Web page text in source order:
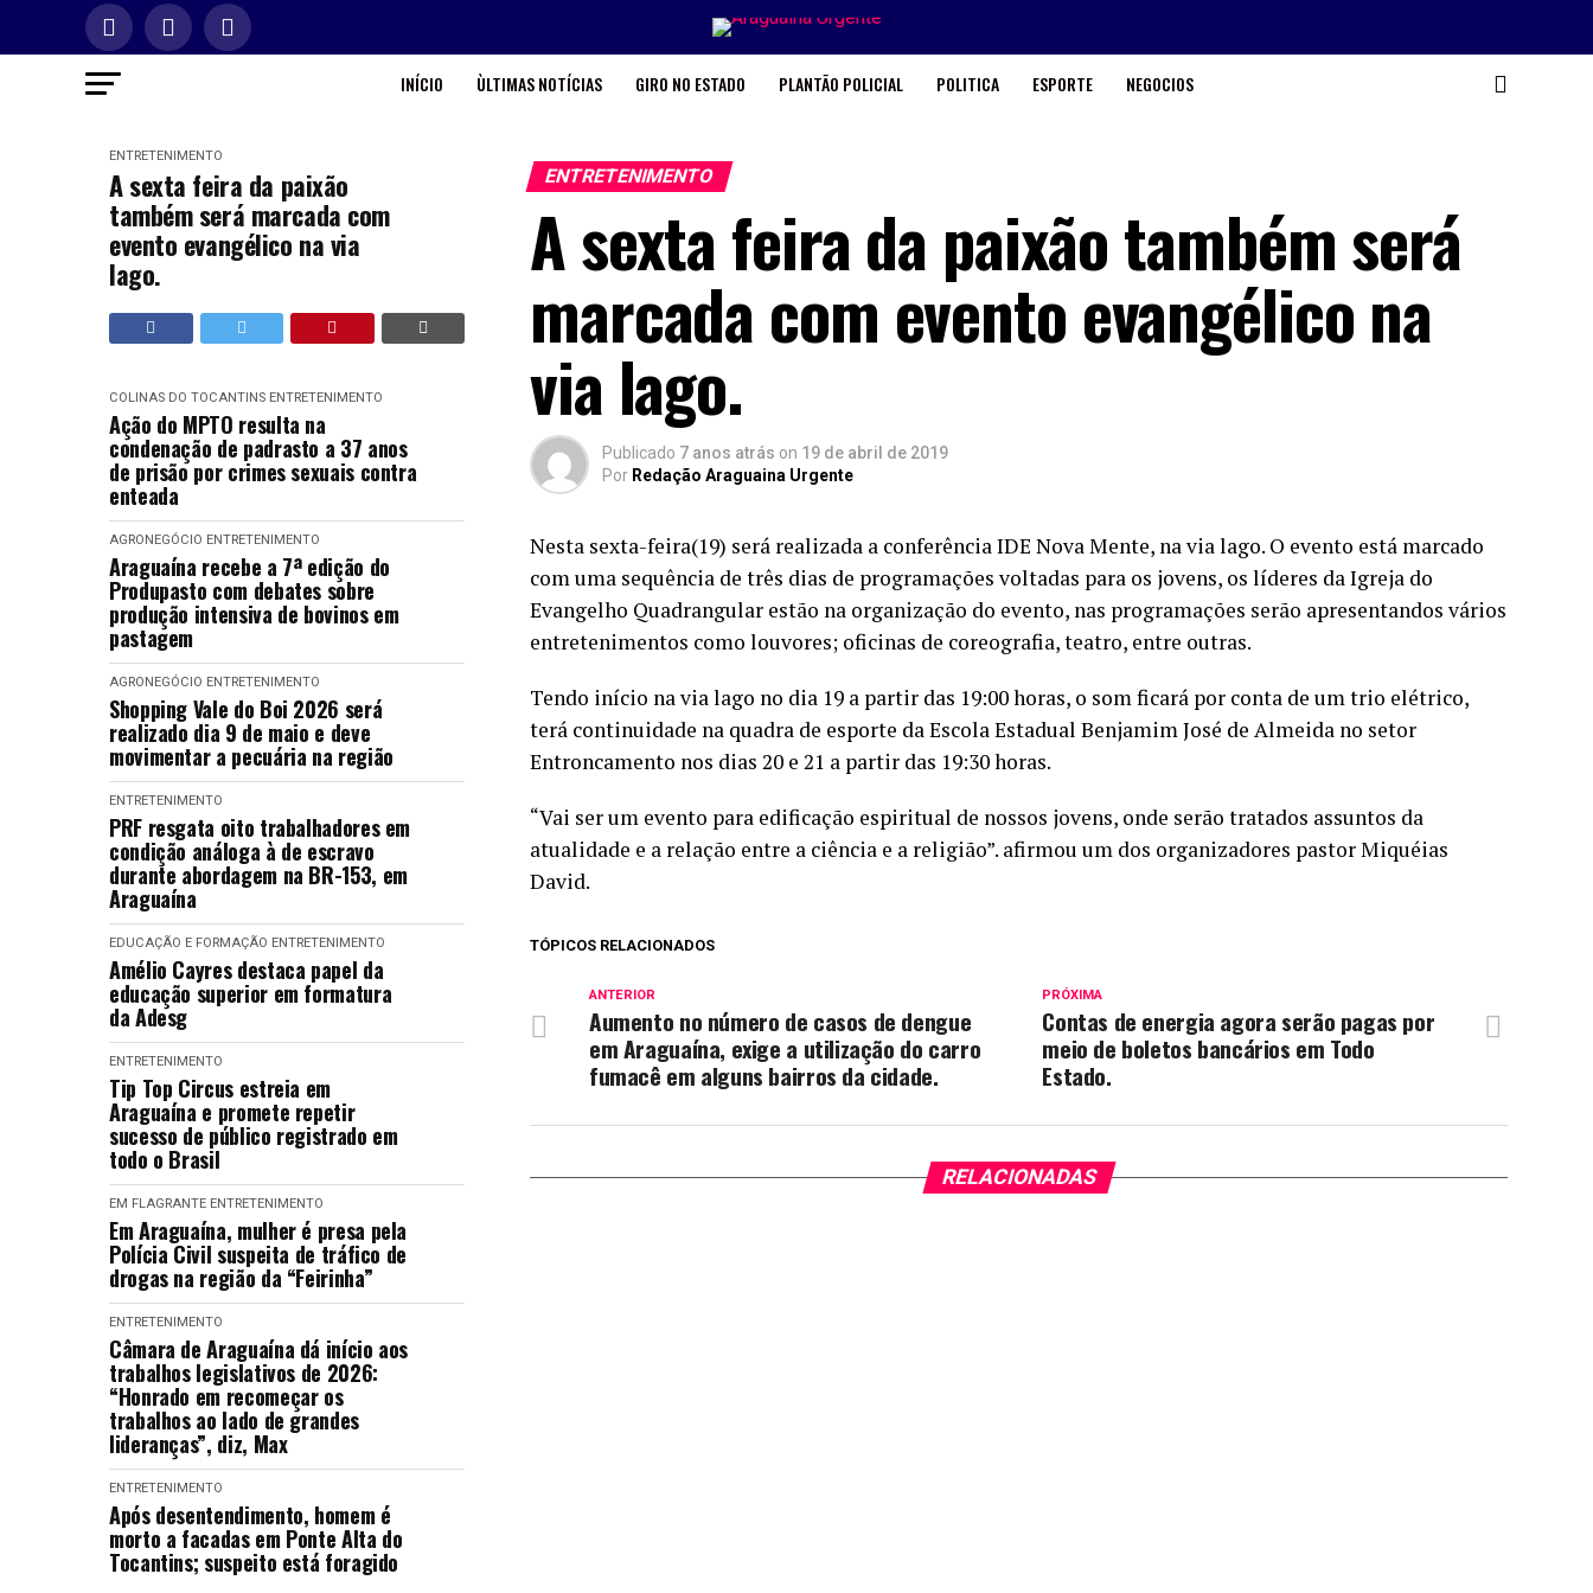
INÍCIO ÙLTIMAS NOTÍCIAS GIRO NO ESTADO PLANTÃO POLICIAL POLITICA ESPORTE NEGOCIOS
ENTRETENIMENTO
A sexta feira da paixão
também será marcada com
evento evangélico na via
lago.
COLINAS DO TOCANTINS ENTRETENIMENTO
Ação do MPTO resulta na
condenação de padrasto a 37 anos
de prisão por crimes sexuais contra
enteada
AGRONEGÓCIO ENTRETENIMENTO
Araguaína recebe a 7ª edição do
Produpasto com debates sobre
produção intensiva de bovinos em
pastagem
AGRONEGÓCIO ENTRETENIMENTO
Shopping Vale do Boi 2026 será
realizado dia 9 de maio e deve
movimentar a pecuária na região
ENTRETENIMENTO
PRF resgata oito trabalhadores em
condição análoga à de escravo
durante abordagem na BR-153, em
Araguaína
EDUCAÇÃO E FORMAÇÃO ENTRETENIMENTO
Amélio Cayres destaca papel da
educação superior em formatura
da Adesg
ENTRETENIMENTO
Tip Top Circus estreia em
Araguaína e promete repetir
sucesso de público registrado em
todo o Brasil
EM FLAGRANTE ENTRETENIMENTO
Em Araguaína, mulher é presa pela
Polícia Civil suspeita de tráfico de
drogas na região da “Feirinha”
ENTRETENIMENTO
Câmara de Araguaína dá início aos
trabalhos legislativos de 2026:
“Honrado em recomeçar os
trabalhos ao lado de grandes
lideranças”, diz, Max
ENTRETENIMENTO
Após desentendimento, homem é
morto a facadas em Ponte Alta do
Tocantins; suspeito está foragido
ENTRETENIMENTO
A sexta feira da paixão também será
marcada com evento evangélico na
via lago.
Publicado 7 anos atrás on 19 de abril de 2019
Por Redação Araguaina Urgente
Nesta sexta-feira(19) será realizada a conferência IDE Nova Mente, na via lago. O evento está marcado
com uma sequência de três dias de programações voltadas para os jovens, os líderes da Igreja do
Evangelho Quadrangular estão na organização do evento, nas programações serão apresentandos vários
entretenimentos como louvores; oficinas de coreografia, teatro, entre outras.
Tendo início na via lago no dia 19 a partir das 19:00 horas, o som ficará por conta de um trio elétrico,
terá continuidade na quadra de esporte da Escola Estadual Benjamim José de Almeida no setor
Entroncamento nos dias 20 e 21 a partir das 19:30 horas.
“Vai ser um evento para edificação espiritual de nossos jovens, onde serão tratados assuntos da
atualidade e a relação entre a ciência e a religião”. afirmou um dos organizadores pastor Miquéias
David.
TÓPICOS RELACIONADOS
PRÓXIMA
Contas de energia agora serão pagas por
meio de boletos bancários em Todo
Estado.
ANTERIOR
Aumento no número de casos de dengue
em Araguaína, exige a utilização do carro
fumacê em alguns bairros da cidade.
RELACIONADAS